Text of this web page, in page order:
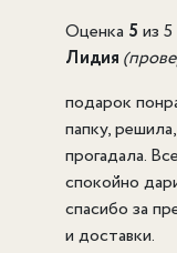
Оценка 5 из 5
Лидия
подарок
папку,
прогадала.
спокойно
спасибо за
и доставки.